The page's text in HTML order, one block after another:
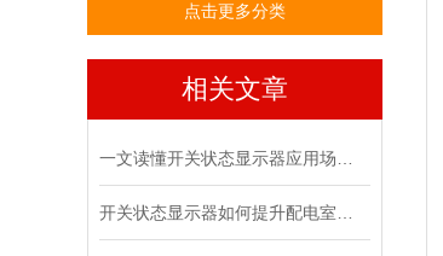
点击更多分类
相关文章